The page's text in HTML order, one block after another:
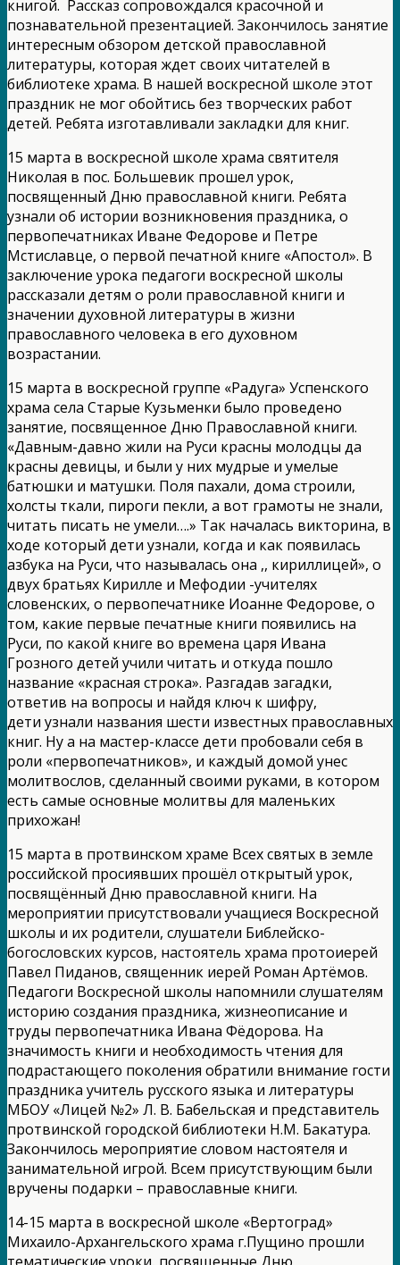
книгой. Рассказ сопровождался красочной и
познавательной презентацией. Закончилось занятие
интересным обзором детской православной
литературы, которая ждет своих читателей в
библиотеке храма. В нашей воскресной школе этот
праздник не мог обойтись без творческих работ
детей. Ребята изготавливали закладки для книг.
15 марта в воскресной школе храма святителя
Николая в пос. Большевик прошел урок,
посвященный Дню православной книги. Ребята
узнали об истории возникновения праздника, о
первопечатниках Иване Федорове и Петре
Мстиславце, о первой печатной книге «Апостол». В
заключение урока педагоги воскресной школы
рассказали детям о роли православной книги и
значении духовной литературы в жизни
православного человека в его духовном
возрастании.
15 марта в воскресной группе «Радуга» Успенского
храма села Старые Кузьменки было проведено
занятие, посвященное Дню Православной книги.
«Давным-давно жили на Руси красны молодцы да
красны девицы, и были у них мудрые и умелые
батюшки и матушки. Поля пахали, дома строили,
холсты ткали, пироги пекли, а вот грамоты не знали,
читать писать не умели….» Так началась викторина, в
ходе который дети узнали, когда и как появилась
азбука на Руси, что называлась она ,, кириллицей», о
двух братьях Кирилле и Мефодии -учителях
словенских, о первопечатнике Иоанне Федорове, о
том, какие первые печатные книги появились на
Руси, по какой книге во времена царя Ивана
Грозного детей учили читать и откуда пошло
название «красная строка». Разгадав загадки,
ответив на вопросы и найдя ключ к шифру,
дети узнали названия шести известных православных
книг. Ну а на мастер-классе дети пробовали себя в
роли «первопечатников», и каждый домой унес
молитвослов, сделанный своими руками, в котором
есть самые основные молитвы для маленьких
прихожан!
15 марта в протвинском храме Всех святых в земле
российской просиявших прошёл открытый урок,
посвящённый Дню православной книги. На
мероприятии присутствовали учащиеся Воскресной
школы и их родители, слушатели Библейско-
богословских курсов, настоятель храма протоиерей
Павел Пиданов, священник иерей Роман Артёмов.
Педагоги Воскресной школы напомнили слушателям
историю создания праздника, жизнеописание и
труды первопечатника Ивана Фёдорова. На
значимость книги и необходимость чтения для
подрастающего поколения обратили внимание гости
праздника учитель русского языка и литературы
МБОУ «Лицей №2» Л. В. Бабельская и представитель
протвинской городской библиотеки Н.М. Бакатура.
Закончилось мероприятие словом настоятеля и
занимательной игрой. Всем присутствующим были
вручены подарки – православные книги.
14-15 марта в воскресной школе «Вертоград»
Михаило-Архангельского храма г.Пущино прошли